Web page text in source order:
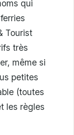
qui
Tourist
très
même si
petites
(toutes
les règles